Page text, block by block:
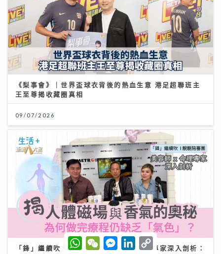
《梨事會》｜世界盃球衣背後的熱血生意 港足超聯班主
王至尊揭收藏圈真相
09/07/2026
「鋒」繼續吹 靚靚陪審團 | 美容師x命理專家深入剖析：
W
h
W
e
M
e
L
C
o